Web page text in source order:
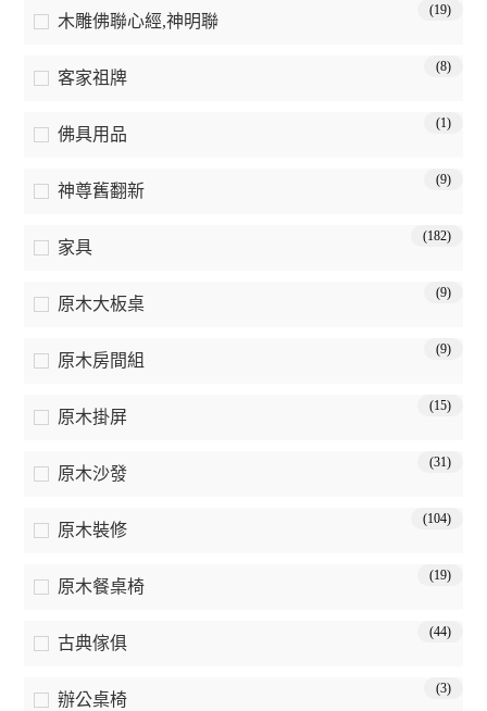
木雕佛聯心經,神明聯
(19)
客家祖牌
(8)
佛具用品
(1)
神尊舊翻新
(9)
家具
(182)
原木大板桌
(9)
原木房間組
(9)
原木掛屏
(15)
原木沙發
(31)
原木裝修
(104)
原木餐桌椅
(19)
古典傢俱
(44)
辦公桌椅
(3)